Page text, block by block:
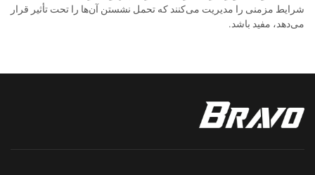
شرایط مزمنی را مدیریت می‌کنند که تحمل نشستن آن‌ها را تحت تأثیر قرار
می‌دهد، مفید باشد.